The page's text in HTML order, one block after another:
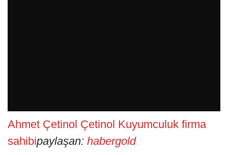
Ahmet Çetinol Çetinol Kuyumculuk firma
sahibipaylaşan: habergold